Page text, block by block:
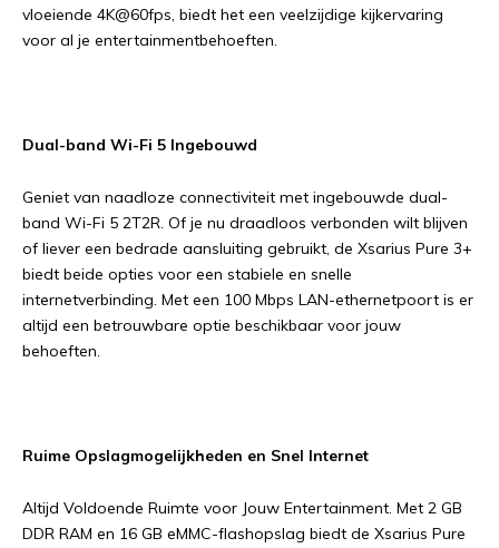
vloeiende 4K@60fps, biedt het een veelzijdige kijkervaring
voor al je entertainmentbehoeften.
Dual-band Wi-Fi 5 Ingebouwd
Geniet van naadloze connectiviteit met ingebouwde dual-
band Wi-Fi 5 2T2R. Of je nu draadloos verbonden wilt blijven
of liever een bedrade aansluiting gebruikt, de Xsarius Pure 3+
biedt beide opties voor een stabiele en snelle
internetverbinding. Met een 100 Mbps LAN-ethernetpoort is er
altijd een betrouwbare optie beschikbaar voor jouw
behoeften.
Ruime Opslagmogelijkheden en Snel Internet
Altijd Voldoende Ruimte voor Jouw Entertainment. Met 2 GB
DDR RAM en 16 GB eMMC-flashopslag biedt de Xsarius Pure